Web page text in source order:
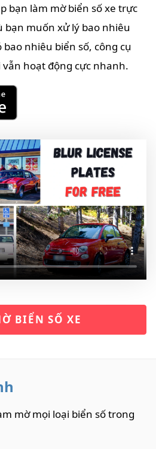
bạn làm mờ biển số xe trực
bạn muốn xử lý bao nhiêu
nhiêu biển số, công cụ
hoạt động cực nhanh.
BIỂN SỐ XE
mờ mọi loại biển số trong